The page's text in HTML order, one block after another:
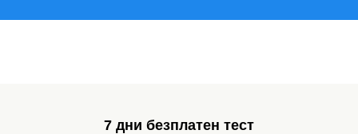
7 дни безплатен тест